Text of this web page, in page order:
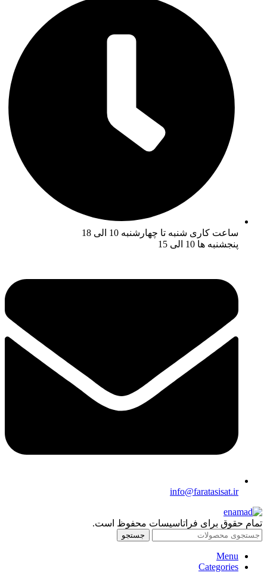
ساعت کاری شنبه تا چهارشنبه 10 الی 18
پنجشنبه ها 10 الی 15
info@faratasisat.ir
تمام حقوق برای فراتاسیسات محفوظ است.
جستجو
Menu
Categories